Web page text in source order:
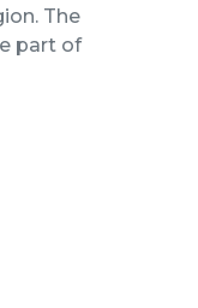
The
part of